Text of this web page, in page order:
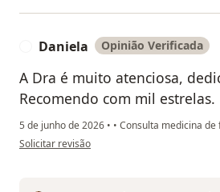
Daniela Opinião Verificada
A Dra é muito atenciosa,
Recomendo com mil estrelas.
5 de junho de 2026 • • Consulta medicina
na opinião do utilizador Daniela
Solicitar revisão